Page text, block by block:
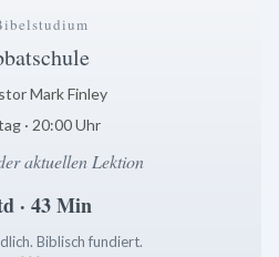
Mark Finley
· 20:00 Uhr
aktuellen Lektion
· 43 Min
Biblisch fundiert.